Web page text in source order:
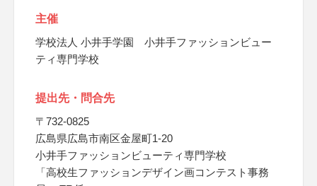
主催
学校法人 小井手学園 小井手ファッションビュー
ティ専門学校
提出先・問合先
〒732-0825
広島県広島市南区金屋町1-20
小井手ファッションビューティ専門学校
「高校生ファッションデザイン画コンテスト事務